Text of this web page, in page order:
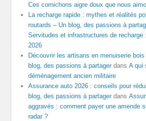
Ces cornichons aigre doux que nous
La recharge rapide : mythes et réalités
routards – Un blog, des passions à
Servitudes et infrastructures de recharge
2026
Découvrir les artisans en menuiserie
blog, des passions à partagerdansA qui
déménagement ancien militaire
Assurance auto 2026 : conseils pour
blog, des passions à partagerdans
aggravés : comment payer une amende
radar ?